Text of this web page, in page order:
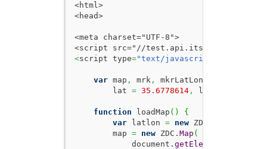
<html>
<head>
<meta charset="UTF-8">
<script type="text/javascript"
var map , mrk, mkrLatLon
        lat
= 35.6778614, lon
function loadMap ( )
{
var latlon = new ZDC.
        map
= new ZDC. Map (
            document.
getElementById